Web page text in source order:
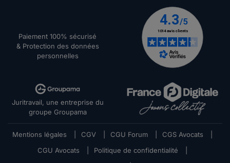
Paiement 100% sécurisé
& Protection des données
personnelles
Juritravail, une entreprise du
groupe Groupama
Mentions légales CGV CGU Forum CGS Avocats
CGU Avocats
Politique de confidentialité